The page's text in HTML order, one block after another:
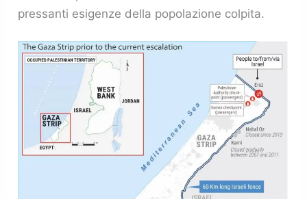
pressanti esigenze della popolazione colpita.